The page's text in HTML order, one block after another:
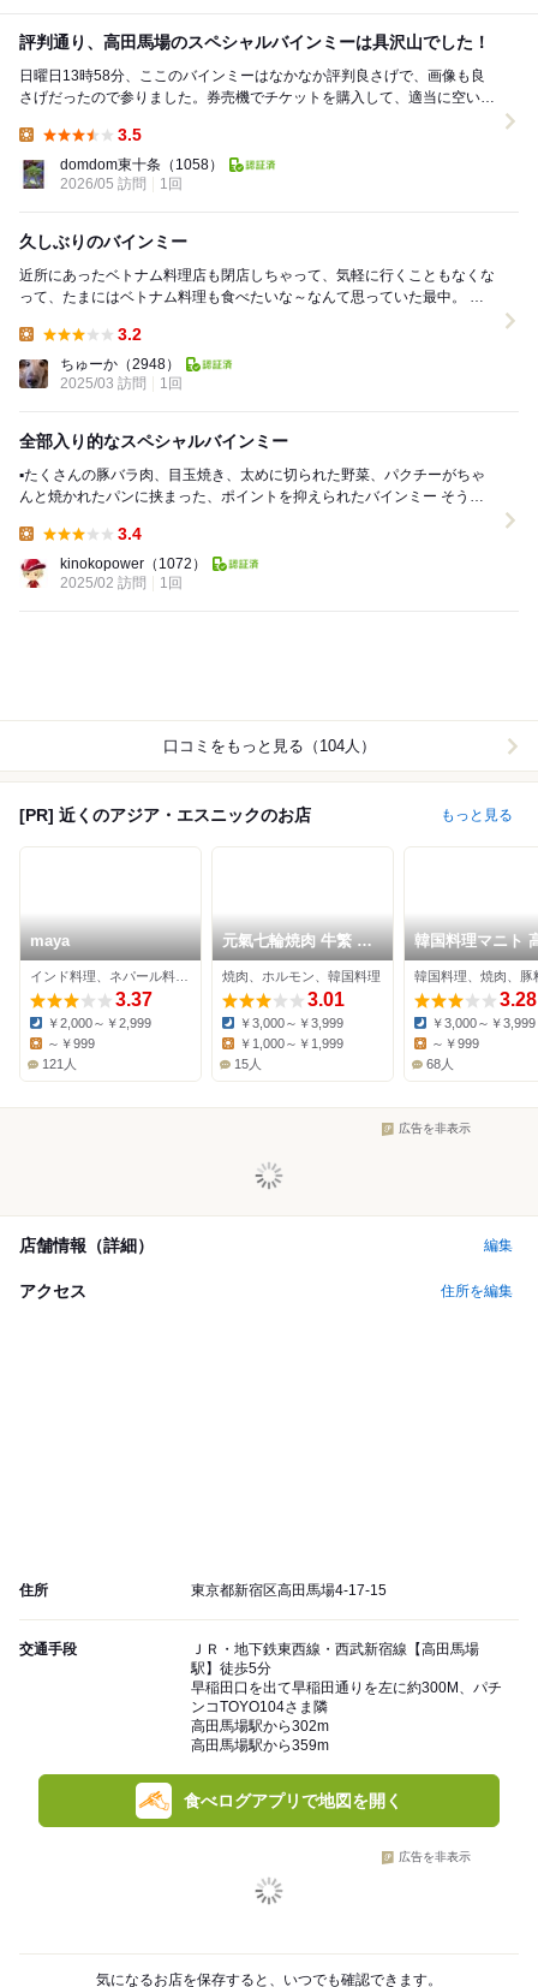
評判通り、高田馬場のスペシャルバインミーは具沢山でした！
日曜日13時58分、ここのバインミーはなかなか評判良さげで、画像も良
さげだったので参りました。券売機でチケットを購入して、適当に空いて
3.5
domdom東十条 （1058）
2026/05 訪問
1回
久しぶりのバインミー
近所にあったベトナム料理店も閉店しちゃって、気軽に行くこともなくな
って、たまにはベトナム料理も食べたいな～なんて思っていた最中。 嫁
3.2
ちゅーか （2948）
2025/03 訪問
1回
全部入り的なスペシャルバインミー
▪️たくさんの豚バラ肉、目玉焼き、太めに切られた野菜、パクチーがちゃ
んと焼かれたパンに挟まった、ポイントを抑えられたバインミー そうこ
3.4
kinokopower （1072）
2025/02 訪問
1回
口コミをもっと見る（104人）
[PR] 近くのアジア・エスニックのお店 もっと見る
maya
3.37
Dinner:
￥2,000～￥2,999
～￥999
121人
元氣七輪焼肉 牛繁 高
田馬場店
焼肉、ホルモン、韓国料理
3.01
Dinner:
￥3,000～￥3,999
Lunch:
￥1,000～￥1,999
15人
韓国料理マニト 高田
馬場店
韓国料理、焼肉、豚
3.28
Dinner:
￥3,000～￥3,999
Lunch:
～￥999
68人
広告を非表示
店舗情報（詳細） 編集
アクセス 住所を編集
住所 東京都新宿区高田馬場4-17-15
交通手段
ＪＲ・地下鉄東西線・西武新宿線【高田馬場
駅】徒歩5分
早稲田口を出て早稲田通りを左に約300M、パチ
ンコTOYO104さま隣
高田馬場駅から302m
高田馬場駅から359m
食べログアプリで地図を開く
広告を非表示
気になるお店を保存すると、いつでも確認できます。